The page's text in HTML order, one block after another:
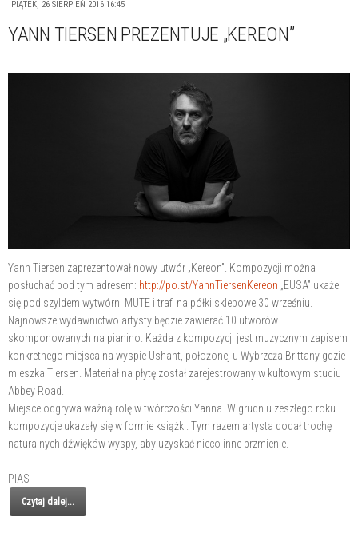
PIĄTEK, 26 SIERPIEŃ 2016 16:45
YANN TIERSEN PREZENTUJE „KEREON”
Yann Tiersen zaprezentował nowy utwór „Kereon”. Kompozycji można
posłuchać pod tym adresem: http://po.st/YannTiersenKereon „EUSA” ukaże
się pod szyldem wytwórni MUTE i trafi na półki sklepowe 30 wrześniu.
Najnowsze wydawnictwo artysty będzie zawierać 10 utworów
skomponowanych na pianino. Każda z kompozycji jest muzycznym zapisem
konkretnego miejsca na wyspie Ushant, położonej u Wybrzeża Brittany gdzie
mieszka Tiersen. Materiał na płytę został zarejestrowany w kultowym studiu
Abbey Road.
Miejsce odgrywa ważną rolę w twórczości Yanna. W grudniu zeszłego roku
kompozycje ukazały się w formie książki. Tym razem artysta dodał trochę
naturalnych dźwięków wyspy, aby uzyskać nieco inne brzmienie.
PIAS
Czytaj dalej...